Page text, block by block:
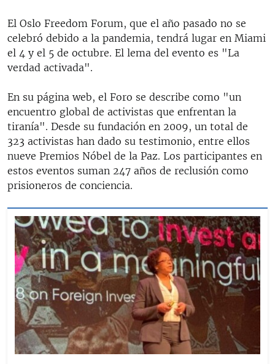
El Oslo Freedom Forum, que el año pasado no se
celebró debido a la pandemia, tendrá lugar en Miami
el 4 y el 5 de octubre. El lema del evento es "La
verdad activada".
En su página web, el Foro se describe como "un
encuentro global de activistas que enfrentan la
tiranía". Desde su fundación en 2009, un total de
323 activistas han dado su testimonio, entre ellos
nueve Premios Nóbel de la Paz. Los participantes en
estos eventos suman 247 años de reclusión como
prisioneros de conciencia.